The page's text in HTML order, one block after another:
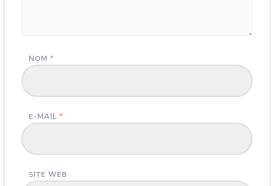
NOM *
E-MAIL *
SITE WEB